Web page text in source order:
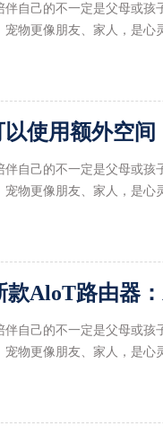
自己的不一定是父母或孩
物更像朋友、家人，是心
使用额外空间
自己的不一定是父母或孩
物更像朋友、家人，是心
AloT路由器
自己的不一定是父母或孩
物更像朋友、家人，是心